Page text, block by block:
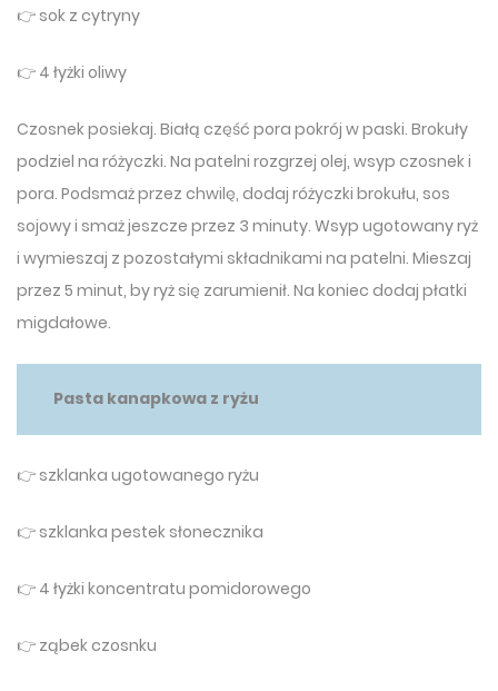
👉 sok z cytryny
👉 4 łyżki oliwy
Czosnek posiekaj. Białą część pora pokrój w paski. Brokuły
podziel na różyczki. Na patelni rozgrzej olej, wsyp czosnek i
pora. Podsmaż przez chwilę, dodaj różyczki brokułu, sos
sojowy i smaż jeszcze przez 3 minuty. Wsyp ugotowany ryż
i wymieszaj z pozostałymi składnikami na patelni. Mieszaj
przez 5 minut, by ryż się zarumienił. Na koniec dodaj płatki
migdałowe.
Pasta kanapkowa z ryżu
👉 szklanka ugotowanego ryżu
👉 szklanka pestek słonecznika
👉 4 łyżki koncentratu pomidorowego
👉 ząbek czosnku